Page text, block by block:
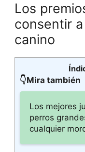
Los
consentir
canino
👇Mira también
Los mejores
perros
cualquier